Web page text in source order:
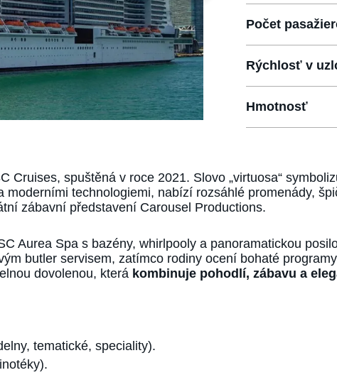
Počet
Rýchlosť v
Hmotnosť
Cruises, spuštěná v roce 2021. Slovo „virtuosa“
technologiemi, nabízí rozsáhlé promenády,
zábavní představení Carousel Productions.
Aurea Spa s bazény, whirlpooly a panoramatickou
butler servisem, zatímco rodiny ocení bohaté
dovolenou, která kombinuje pohodlí, zábavu a
tematické, speciality).